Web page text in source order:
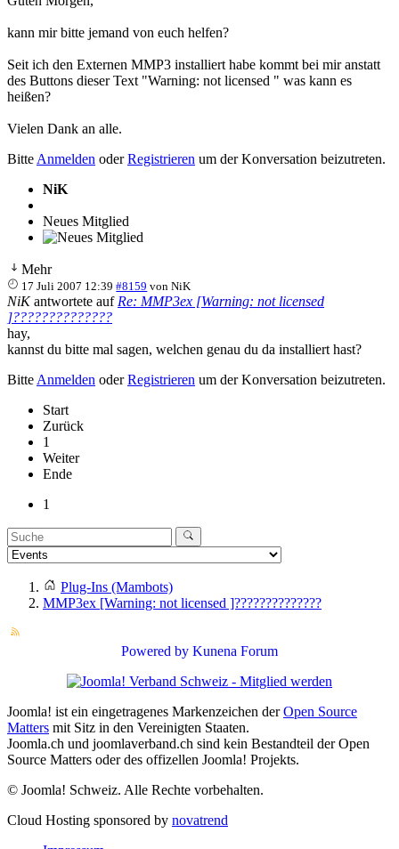
kann mir bitte jemand von euch helfen?
Seit ich den Externen MMP3 installiert habe kommt bei mir anstatt
des Buttons dieser Text "Warning: not licensed " was kann es
heißen?
Vielen Dank an alle.
Bitte Anmelden oderRegistrieren um der Konversation beizutreten.
NiK
Neues Mitglied
Mehr
17 Juli 2007 12:39 #8159 vonNiK
NiKantwortete auf Re: MMP3ex [Warning: not licensed
]??????????????
hay,
kannst du bitte mal sagen, welchen genau du da installiert hast?
Bitte Anmelden oderRegistrieren um der Konversation beizutreten.
Start
Zurück
1
Weiter
Ende
1
Plug-Ins (Mambots)
MMP3ex [Warning: not licensed ]??????????????
Powered by Kunena Forum
Joomla! ist ein eingetragenes Markenzeichen derOpen Source
Matters mit Sitz in den Vereinigten Staaten.
Joomla.ch und joomlaverband.ch sind kein Bestandteil der Open
Source Matters oder des offizellen Joomla! Projekts.
© Joomla! Schweiz. Alle Rechte vorbehalten.
Cloud Hosting sponsored by novatrend